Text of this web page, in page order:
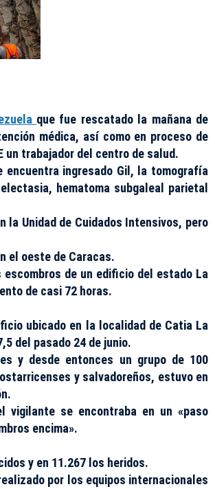
que fue rescatado la mañana de
médica, así como en proceso de
un trabajador del centro de salud.
encuentra ingresado Gil, la tomografía
hematoma subgaleal parietal
la Unidad de Cuidados Intensivos, pero
el oeste de Caracas.
de un edificio del estado La
de casi 72 horas.
ubicado en la localidad de Catia La
del pasado 24 de junio.
y desde entonces un grupo de 100
y salvadoreños, estuvo en
vigilante se encontraba en un «paso
encima».
y en 11.267 los heridos.
por los equipos internacionales